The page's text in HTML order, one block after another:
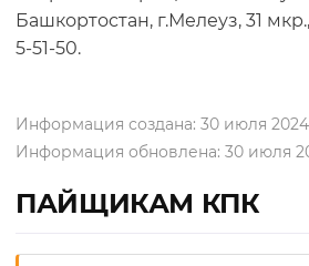
Башкортостан, г.Мелеуз, 31
5-51-50.
Информация создана: 30 июля 2024,
Информация обновлена: 30 июля
ПАЙЩИКАМ КПК